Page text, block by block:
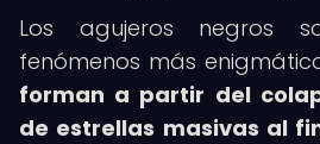
Los agujeros negros
fenómenos más
forman a partir del
de estrellas masivas al